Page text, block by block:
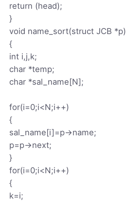
return (head);
}
void name_sort(struct JCB *p)
{
int i,j,k;
char *temp;
char *sal_name[N];
for(i=0;i<N;i++)
{
sal_name[i]=p->name;
p=p->next;
}
for(i=0;i<N;i++)
{
k=i;